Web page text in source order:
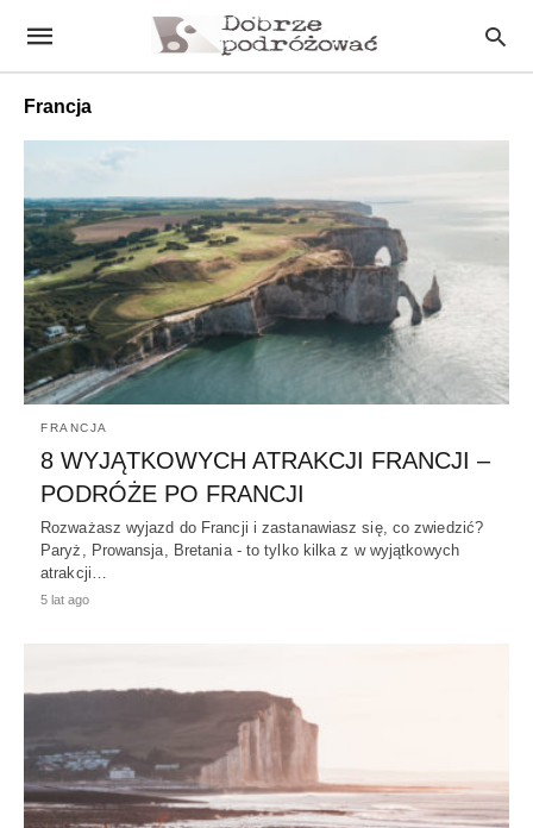
Francja
FRANCJA
8 WYJĄTKOWYCH ATRAKCJI FRANCJI –
PODRÓŻE PO FRANCJI
Rozważasz wyjazd do Francji i zastanawiasz się, co zwiedzić?
Paryż, Prowansja, Bretania - to tylko kilka z w wyjątkowych
atrakcji…
5 lat ago